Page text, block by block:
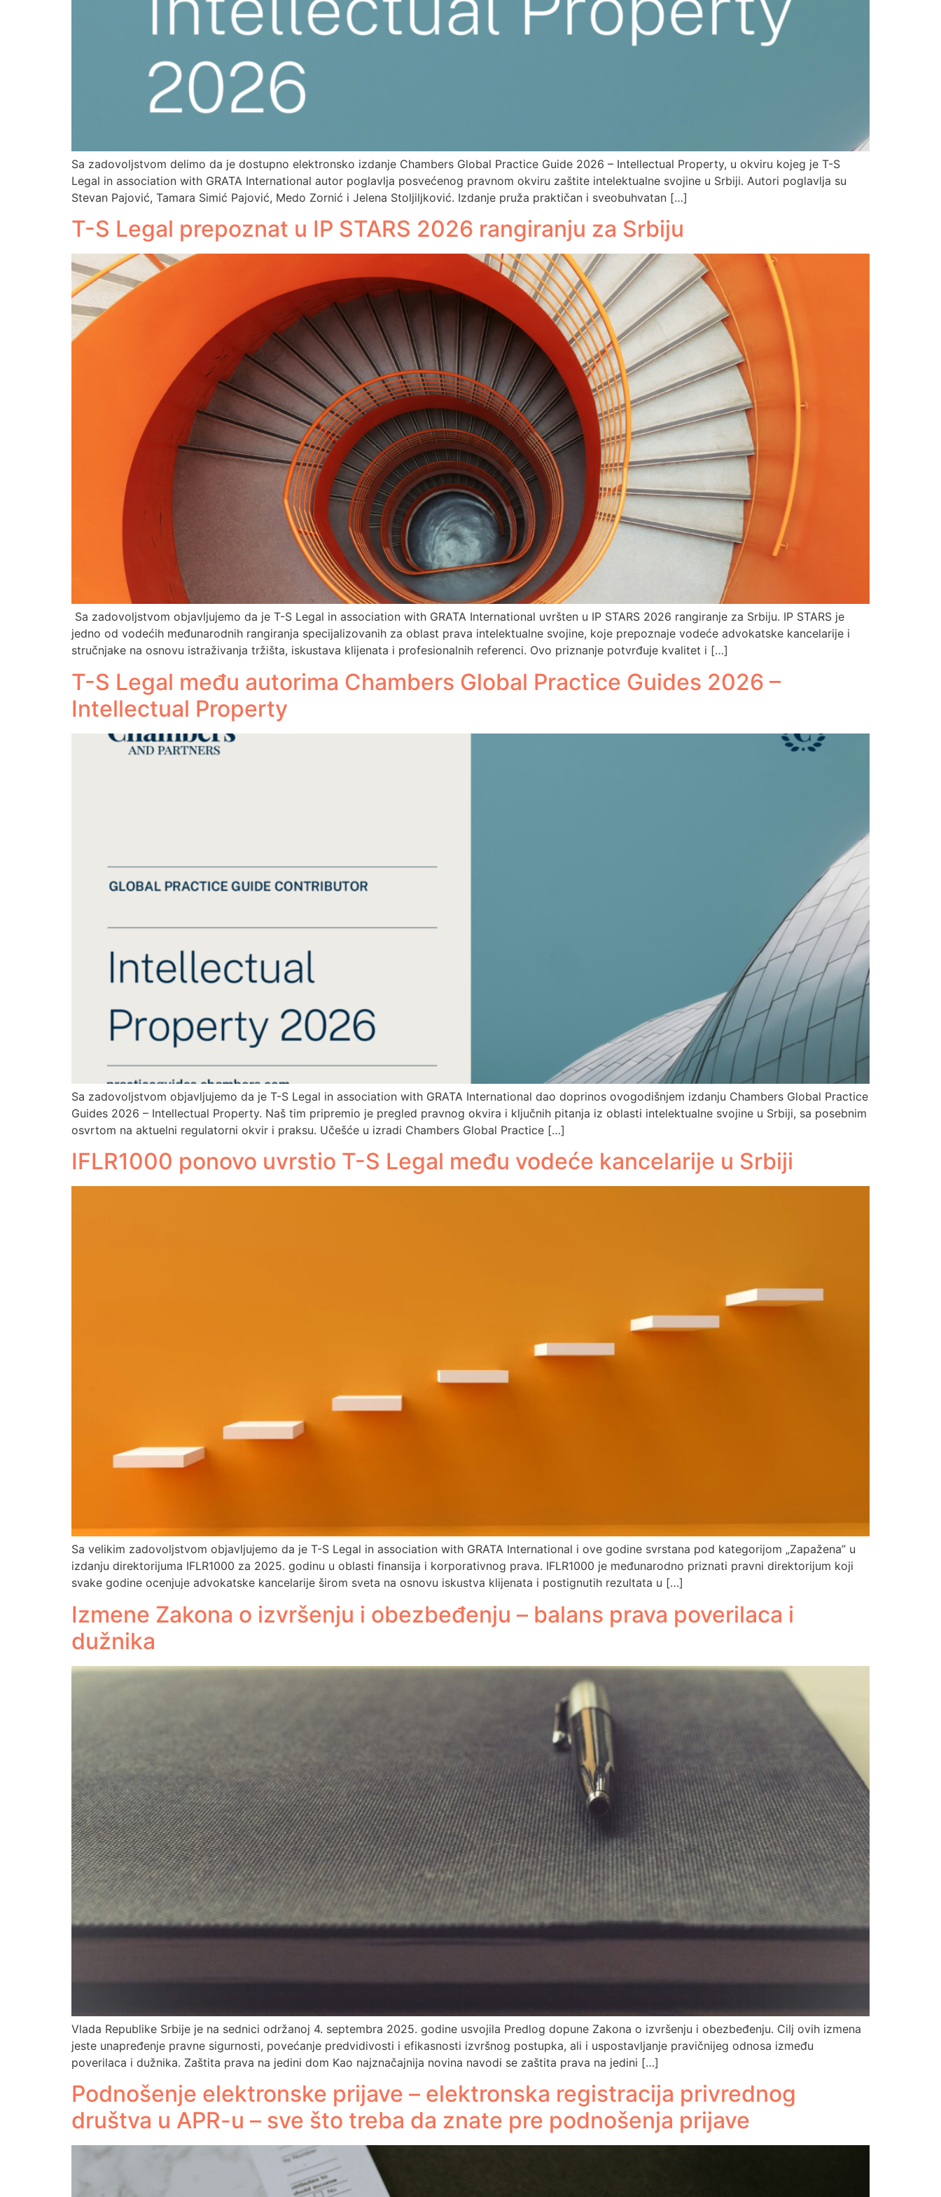
Sa zadovoljstvom delimo da je dostupno elektronsko izdanje Chambers Global Practice Guide 2026 – Intellectual Property, u okviru kojeg je T-S
Legal in association with GRATA International autor poglavlja posvećenog pravnom okviru zaštite intelektualne svojine u Srbiji. Autori poglavlja su
Stevan Pajović, Tamara Simić Pajović, Medo Zornić i Jelena Stoljiljković. Izdanje pruža praktičan i sveobuhvatan […]
T-S Legal prepoznat u IP STARS 2026 rangiranju za Srbiju
Sa zadovoljstvom objavljujemo da je T-S Legal in association with GRATA International uvršten u IP STARS 2026 rangiranje za Srbiju. IP STARS je
jedno od vodećih međunarodnih rangiranja specijalizovanih za oblast prava intelektualne svojine, koje prepoznaje vodeće advokatske kancelarije i
stručnjake na osnovu istraživanja tržišta, iskustava klijenata i profesionalnih referenci. Ovo priznanje potvrđuje kvalitet i […]
T-S Legal među autorima Chambers Global Practice Guides 2026 –
Intellectual Property
Sa zadovoljstvom objavljujemo da je T-S Legal in association with GRATA International dao doprinos ovogodišnjem izdanju Chambers Global Practice
Guides 2026 – Intellectual Property. Naš tim pripremio je pregled pravnog okvira i ključnih pitanja iz oblasti intelektualne svojine u Srbiji, sa posebnim
osvrtom na aktuelni regulatorni okvir i praksu. Učešće u izradi Chambers Global Practice […]
IFLR1000 ponovo uvrstio T-S Legal među vodeće kancelarije u Srbiji
Sa velikim zadovoljstvom objavljujemo da je T-S Legal in association with GRATA International i ove godine svrstana pod kategorijom „Zapažena” u
izdanju direktorijuma IFLR1000 za 2025. godinu u oblasti finansija i korporativnog prava. IFLR1000 je međunarodno priznati pravni direktorijum koji
svake godine ocenjuje advokatske kancelarije širom sveta na osnovu iskustva klijenata i postignutih rezultata u […]
Izmene Zakona o izvršenju i obezbeđenju – balans prava poverilaca i
dužnika
Vlada Republike Srbije je na sednici održanoj 4. septembra 2025. godine usvojila Predlog dopune Zakona o izvršenju i obezbeđenju. Cilj ovih izmena
jeste unapređenje pravne sigurnosti, povećanje predvidivosti i efikasnosti izvršnog postupka, ali i uspostavljanje pravičnijeg odnosa između
poverilaca i dužnika. Zaštita prava na jedini dom Kao najznačajnija novina navodi se zaštita prava na jedini […]
Podnošenje elektronske prijave – elektronska registracija privrednog
društva u APR-u – sve što treba da znate pre podnošenja prijave